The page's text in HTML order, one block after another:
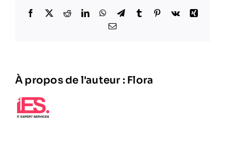
Facebook
X RedditLinkedInWhatsApp
TelegramTumblr Pinterest
Vk
Xing
Email
À propos de l'auteur : Flora